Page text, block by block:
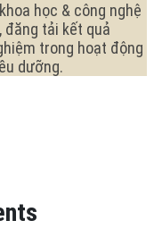
học & công nghệ
tải kết quả
trong hoạt động
dưỡng.